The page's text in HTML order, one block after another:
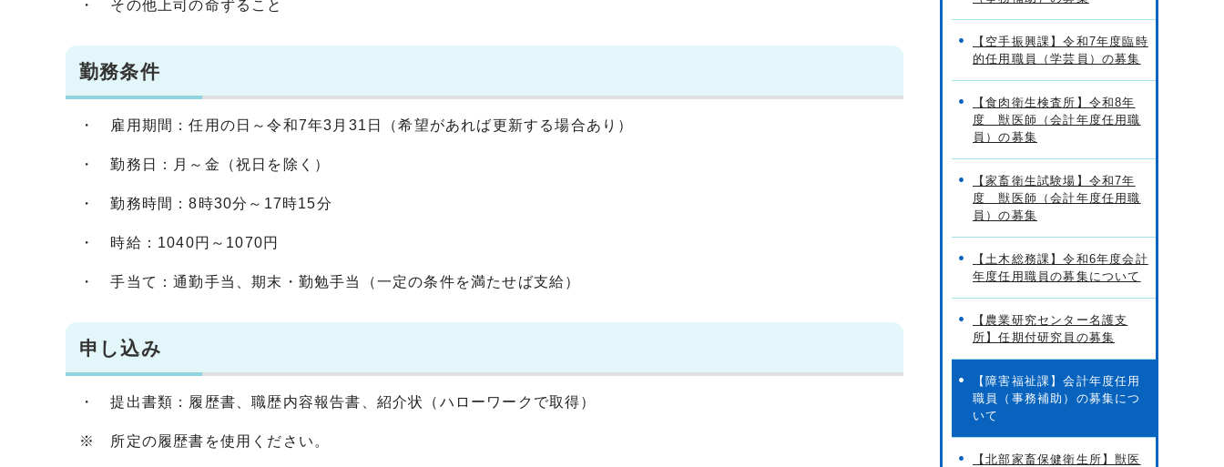
・ その他上司の命ずること
勤務条件
・ 雇用期間：任用の日～令和7年3月31日（希望があれば更新する場合あり）
・ 勤務日：月～金（祝日を除く）
・ 勤務時間：8時30分～17時15分
・ 時給：1040円～1070円
・ 手当て：通勤手当、期末・勤勉手当（一定の条件を満たせば支給）
申し込み
・ 提出書類：履歴書、職歴内容報告書、紹介状（ハローワークで取得）
※ 所定の履歴書を使用ください。
【空手振興課】令和7年度臨時
的任用職員（学芸員）の募集
【食肉衛生検査所】令和8年
度 獣医師（会計年度任用職
員）の募集
【家畜衛生試験場】令和7年
度 獣医師（会計年度任用職
員）の募集
【土木総務課】令和6年度会計
年度任用職員の募集について
【農業研究センター名護支
所】任期付研究員の募集
【障害福祉課】会計年度任用
職員（事務補助）の募集につ
いて
【北部家畜保健衛生所】獣医